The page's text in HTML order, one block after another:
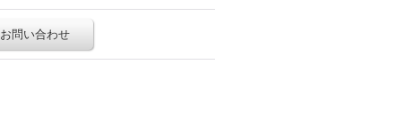
お問い合わせ